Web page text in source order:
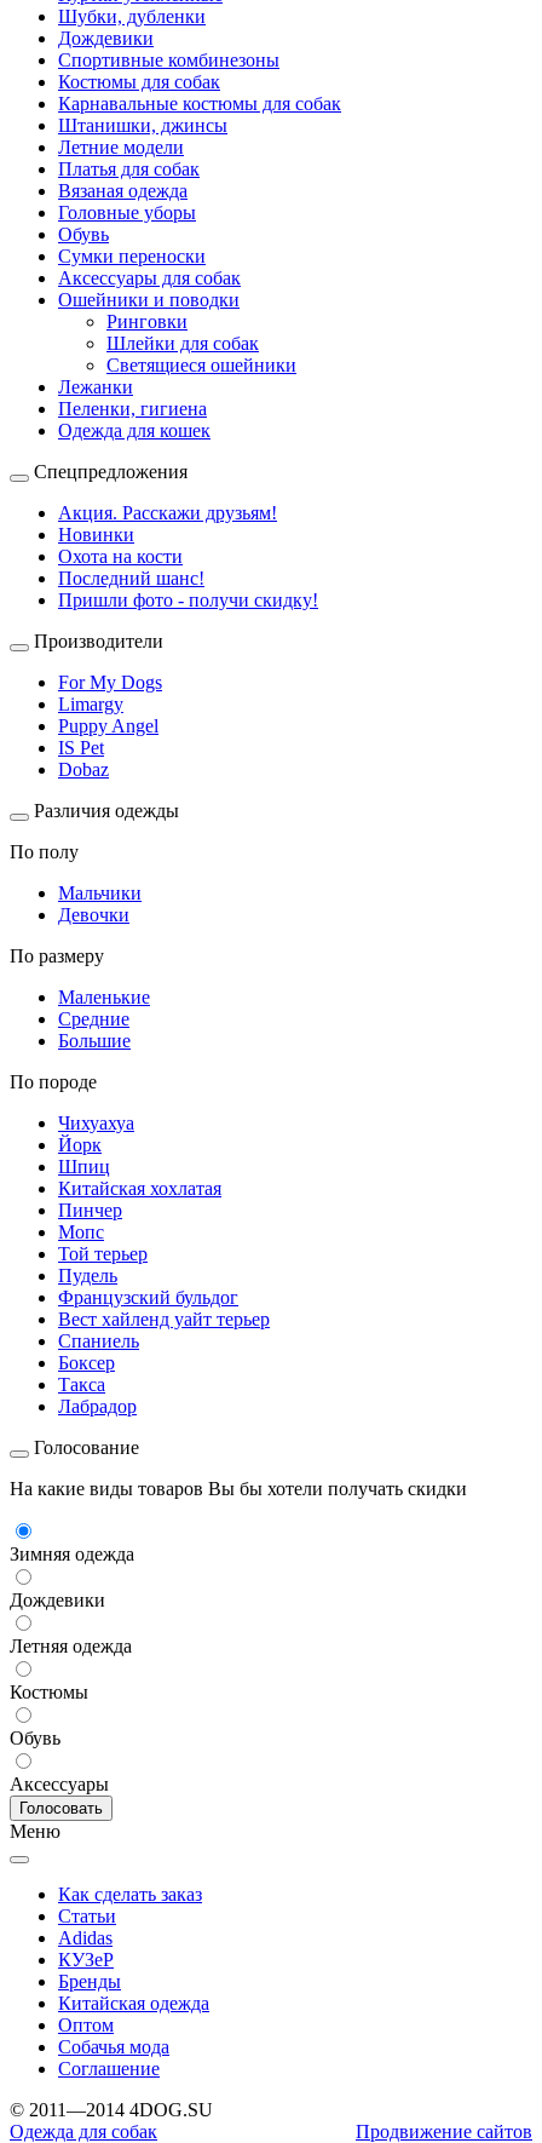
Шубки, дубленки
Дождевики
Спортивные комбинезоны
Костюмы для собак
Карнавальные костюмы для собак
Штанишки, джинсы
Летние модели
Платья для собак
Вязаная одежда
Головные уборы
Обувь
Сумки переноски
Аксессуары для собак
Ошейники и поводки
Ринговки
Шлейки для собак
Светящиеся ошейники
Лежанки
Пеленки, гигиена
Одежда для кошек
Спецпредложения
Акция. Расскажи друзьям!
Новинки
Охота на кости
Последний шанс!
Пришли фото - получи скидку!
Производители
For My Dogs
Limargy
Puppy Angel
IS Pet
Dobaz
Различия одежды
По полу
Мальчики
Девочки
По размеру
Маленькие
Средние
Большие
По породе
Чихуахуа
Йорк
Шпиц
Китайская хохлатая
Пинчер
Мопс
Той терьер
Пудель
Французский бульдог
Вест хайленд уайт терьер
Спаниель
Боксер
Такса
Лабрадор
Голосование
На какие виды товаров Вы бы хотели получать скидки
Зимняя одежда
Дождевики
Летняя одежда
Костюмы
Обувь
Аксессуары
Меню
Как сделать заказ
Статьи
Adidas
КУЗеР
Бренды
Китайская одежда
Оптом
Собачья мода
Соглашение
© 2011—2014 4DOG.SU
Одежда для собак
Продвижение сайтов